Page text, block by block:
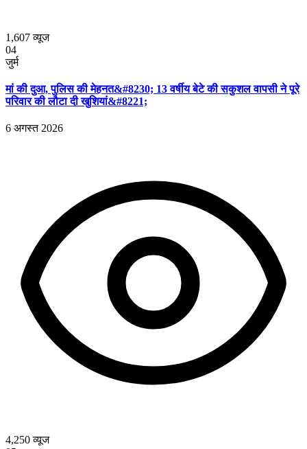
1,607व्यूज
04
जुर्म
मां की दुआ, पुलिस की मेहनत&#8230; 13 वर्षीय बेटे की सकुशल वापसी ने पूरे
परिवार की लौटा दी खुशियां&#8221;
6 अगस्त 2026
4,250व्यूज